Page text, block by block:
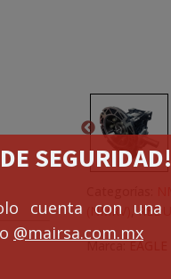
cuenta con una
@mairsa.com.mx
(NMRV)
,
Marca:EAGLE